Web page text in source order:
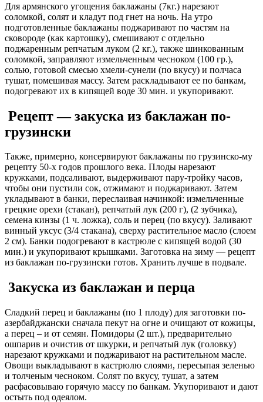
Для армянского угощения баклажаны (7кг.) нарезают
соломкой, солят и кладут под гнет на ночь. На утро
подготовленные баклажаны поджаривают по частям на
сковороде (как картошку), смешивают с отдельно
поджаренным репчатым луком (2 кг.), также шинкованным
соломкой, заправляют измельченным чесноком (100 гp.),
солью, готовой смесью хмели-сунели (по вкусу) и полчаса
тушат, помешивая массу. Затем раскладывают ее по банкам,
подогревают их в кипящей воде 30 мин. и укупоривают.
Рецепт — закуска из баклажан по-
грузински
Также, примерно, консервируют баклажаны по грузинско-му
рецепту 50-х годов прошлого века. Плоды нарезают
кружками, подсаливают, выдерживают пару-тройку часов,
чтобы они пустили сок, отжимают и поджаривают. Затем
укладывают в банки, переслаивая начинкой: измельченные
грецкие орехи (стакан), репчатый лук (200 г), (2 зубчика),
семена кинзы (1 ч. ложка), соль и перец (по вкусу). Заливают
винный уксус (3/4 стакана), сверху растительное масло (слоем
2 см). Банки подогревают в кастрюле с кипящей водой (30
мин.) и укупоривают крышками. Заготовка на зиму — рецепт
из баклажан по-грузински готов. Хранить лучше в подвале.
3акуска из баклажан и перца
Сладкий перец и баклажаны (по 1 плоду) для заготовки по-
азербайджански сначала пекут на огне и очищают от кожицы,
а перец – и от семян. Помидоры (2 шт.), предварительно
ошпарив и очистив от шкурки, и репчатый лук (головку)
нарезают кружками и поджаривают на растительном масле.
Овощи выкладывают в кастрюлю слоями, пересыпая зеленью
и толченым чесноком. Солят по вкусу, тушат, а затем
расфасовываю горячую массу по банкам. Укупоривают и дают
остыть под одеялом.